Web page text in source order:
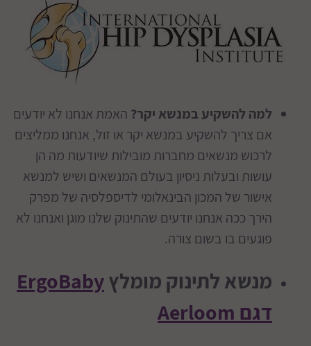
למה להשקיע במנשא יקר? האמת אנחנו לא יודעים
אם צריך להשקיע במנשא יקר או זול, אנחנו ממליצים
לרכוש מנשאים מחברות מובילות שיודעות מה הן
עושות ובעלות ניסיון בעולם המנשאים ושיש למנשא
אישור של המכון הבינאלומי לדיספלסיה של מפרק
הירך ככה אנחנו יודעים שהתינוק שלנו מוגן ואנחנו לא
פוגעים בו בשום צורה.
מנשא לתינוק מומלץErgoBaby
דגם Aerloom